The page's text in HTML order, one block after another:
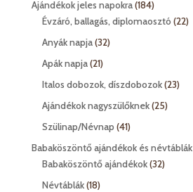
Ajándékok jeles napokra 184184
termék
Évzáró, ballagás, diplomaosztó 2222
Anyák napja 3232
Apák napja 2121
termék
Italos dobozok, díszdobozok 2323
Ajándékok nagyszülőknek 2525
Szülinap/Névnap 4141
termék
Babaköszöntő ajándékok és névtáblák
Babaköszöntő ajándékok 3232
Névtáblák 1818